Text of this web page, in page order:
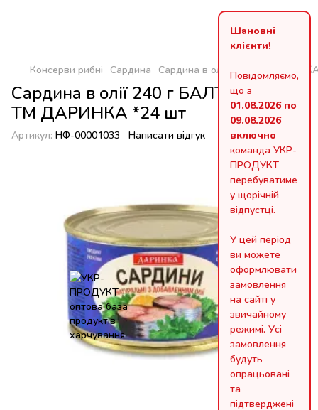
Шановні
клієнти!
Повідомляємо,
що з
01.08.2026 по
09.08.2026
включно
команда УКР-
ПРОДУКТ
перебуватиме
у щорічній
відпустці.
У цей період
ви можете
оформлювати
замовлення
на сайті у
звичайному
режимі. Усі
замовлення
будуть
опрацьовані
та
підтверджені
Консерви рибні Сардина Сардина в олії 240 г
Сардина в олії 240 г БАЛТІЙСЬКА
ТМ ДАРИНКА *24 шт
Артикул: НФ-00001033 Написати відгук